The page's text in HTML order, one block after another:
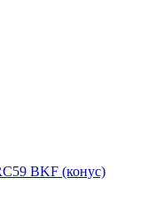
BKF (конус)